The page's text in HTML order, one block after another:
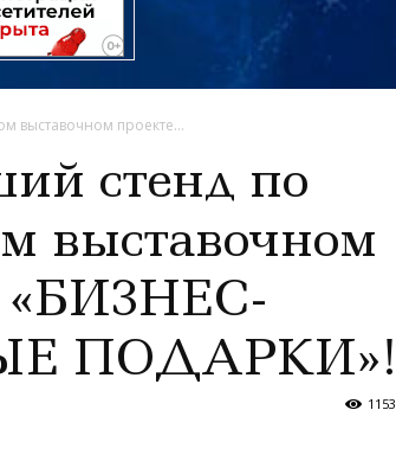
выставочном проекте...
стенд по
выставочном
«БИЗНЕС-
ПОДАРКИ»!
1153